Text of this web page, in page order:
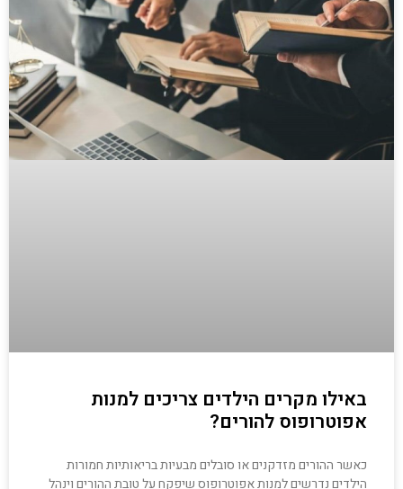
באילו מקרים הילדים צריכים למנות
אפוטרופוס להורים?
כאשר ההורים מזדקנים או סובלים מבעיות בריאותיות חמורות
הילדים נדרשים למנות אפוטרופוס שיפקח על טובת ההורים וינהל